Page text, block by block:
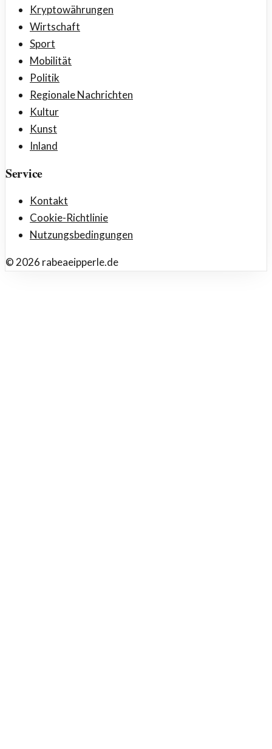
Kryptowährungen
Wirtschaft
Sport
Mobilität
Politik
Regionale Nachrichten
Kultur
Kunst
Inland
Service
Kontakt
Cookie-Richtlinie
Nutzungsbedingungen
© 2026 rabeaeipperle.de